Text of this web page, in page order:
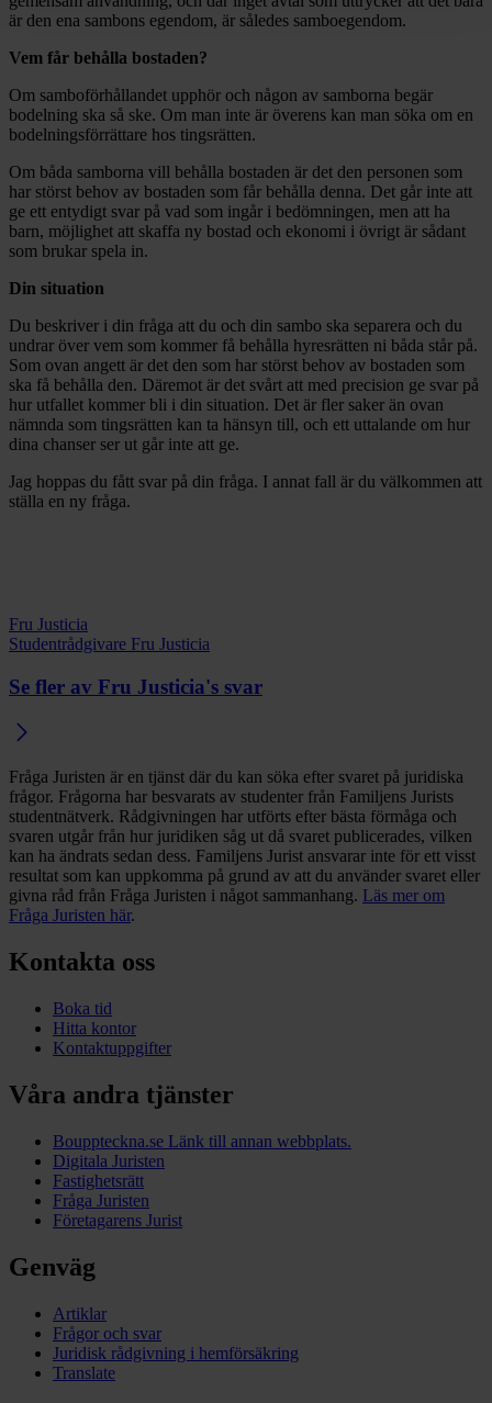
är den ena sambons egendom, är således samboegendom.
Vem får behålla bostaden?
Om samboförhållandet upphör och någon av samborna begär
bodelning ska så ske. Om man inte är överens kan man söka om en
bodelningsförrättare hos tingsrätten.
Om båda samborna vill behålla bostaden är det den personen som
har störst behov av bostaden som får behålla denna. Det går inte att
ge ett entydigt svar på vad som ingår i bedömningen, men att ha
barn, möjlighet att skaffa ny bostad och ekonomi i övrigt är sådant
som brukar spela in.
Din situation
Du beskriver i din fråga att du och din sambo ska separera och du
undrar över vem som kommer få behålla hyresrätten ni båda står på.
Som ovan angett är det den som har störst behov av bostaden som
ska få behålla den. Däremot är det svårt att med precision ge svar på
hur utfallet kommer bli i din situation. Det är fler saker än ovan
nämnda som tingsrätten kan ta hänsyn till, och ett uttalande om hur
dina chanser ser ut går inte att ge.
Jag hoppas du fått svar på din fråga. I annat fall är du välkommen att
ställa en ny fråga.
Fru Justicia
Studentrådgivare Fru Justicia
Se fler av Fru Justicia's svar
Fråga Juristen är en tjänst där du kan söka efter svaret på juridiska
frågor. Frågorna har besvarats av studenter från Familjens Jurists
studentnätverk. Rådgivningen har utförts efter bästa förmåga och
svaren utgår från hur juridiken såg ut då svaret publicerades, vilken
kan ha ändrats sedan dess. Familjens Jurist ansvarar inte för ett visst
resultat som kan uppkomma på grund av att du använder svaret eller
givna råd från Fråga Juristen i något sammanhang. Läs mer om
Fråga Juristen här.
Kontakta oss
Boka tid
Hitta kontor
Kontaktuppgifter
Våra andra tjänster
Bouppteckna.se Länk till annan webbplats.
Digitala Juristen
Fastighetsrätt
Fråga Juristen
Företagarens Jurist
Genväg
Artiklar
Frågor och svar
Juridisk rådgivning i hemförsäkring
Translate